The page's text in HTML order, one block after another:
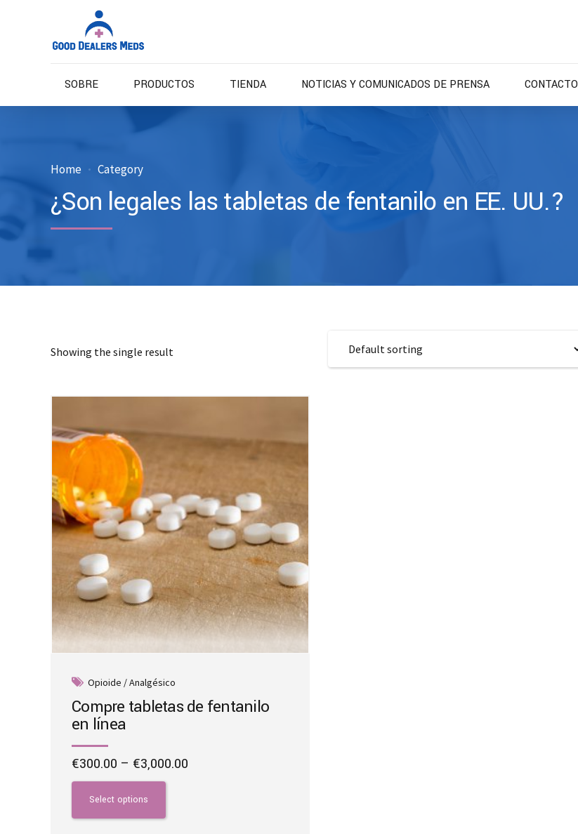
SOBRE PRODUCTOS TIENDA NOTICIAS Y COMUNICADOS DE PRENSA CONTACTO
Home Category
¿Son legales las tabletas de fentanilo en EE. UU.?
Showing the single result
Opioide / Analgésico
Compre tabletas de fentanilo
en línea
€300.00 – €3,000.00
Select options
This
product
has